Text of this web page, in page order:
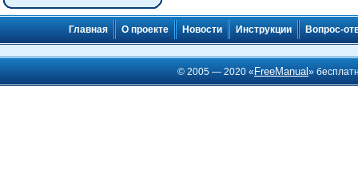
Главная О проекте Новости Инструкции Вопрос-
© 2005 — 2020 « FreeManual»